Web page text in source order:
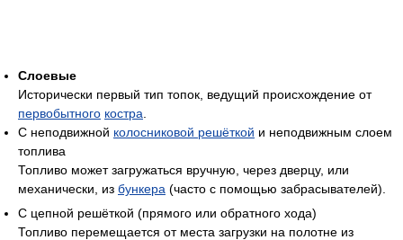
Слоевые
Исторически первый тип топок, ведущий происхождение от
первобытного костра
С неподвижной колосниковой решёткой и неподвижным слоем
топлива
Топливо может загружаться вручную, через дверцу, или
механически, из бункера (часто с помощью забрасывателей).
С цепной решёткой (прямого или обратного хода)
Топливо перемещается от места загрузки на полотне из